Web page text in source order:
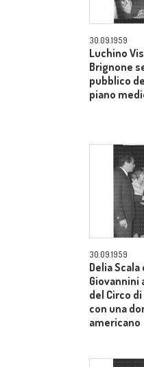
30.09.1959
Luchino
Brignone
pubblico
piano
30.09.1959
Delia Scala
Giovannini
del Circo
con una
americano